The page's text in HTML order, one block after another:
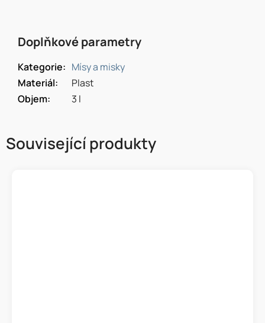
Doplňkové parametry
Kategorie: Mísy a misky
Materiál:
Plast
Objem: 3 l
Související produkty